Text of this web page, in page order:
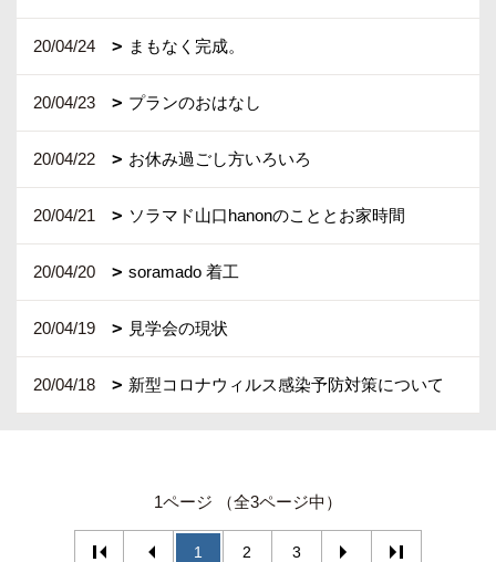
20/04/24 まもなく完成。
20/04/23 プランのおはなし
20/04/22 お休み過ごし方いろいろ
20/04/21 ソラマド山口hanonのこととお家時間
20/04/20 soramado 着工
20/04/19 見学会の現状
20/04/18 新型コロナウィルス感染予防対策について
1ページ （全3ページ中）
1 2 3